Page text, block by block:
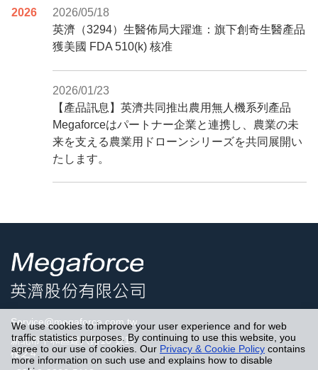
We use cookies to improve your user experience and for web
traffic statistics purposes. By continuing to use this website, you
agree to our use of cookies. Our Privacy & Cookie Policy contains
more information on such use and explains how to disable
2026
2026/05/18
英濟（3294）生醫佈局大躍進：旗下創奇生醫產品
獲美國 FDA 510(k) 核准
2026/01/23
【產品訊息】英濟共同推出農用無人機系列產品
Megaforceはパートナー企業と連携し、農業の未
来を支える農業用ドローンシリーズを共同展開い
たします。
Service@megaforce.com.tw
新北市中和區建八路16 號17
樓之4